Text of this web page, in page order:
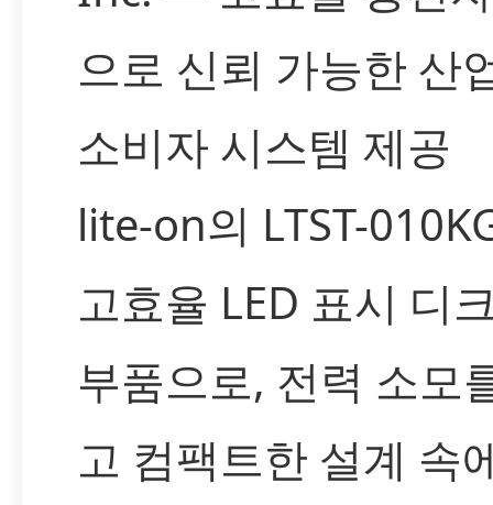
으로 신뢰 가능한 산
소비자 시스템 제공
lite-on의 LTST-
고효율 LED 표시 디
부품으로, 전력 소모
고 컴팩트한 설계 속